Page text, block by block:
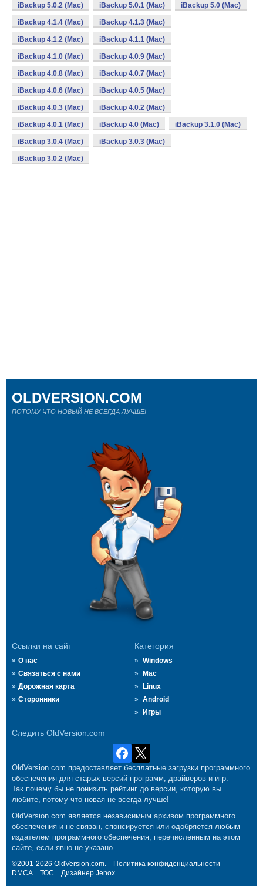
iBackup 5.0.2 (Mac) iBackup 5.0.1 (Mac) iBackup 5.0 (Mac)
iBackup 4.1.4 (Mac) iBackup 4.1.3 (Mac)
iBackup 4.1.2 (Mac) iBackup 4.1.1 (Mac)
iBackup 4.1.0 (Mac) iBackup 4.0.9 (Mac)
iBackup 4.0.8 (Mac) iBackup 4.0.7 (Mac)
iBackup 4.0.6 (Mac) iBackup 4.0.5 (Mac)
iBackup 4.0.3 (Mac) iBackup 4.0.2 (Mac)
iBackup 4.0.1 (Mac) iBackup 4.0 (Mac) iBackup 3.1.0 (Mac)
iBackup 3.0.4 (Mac) iBackup 3.0.3 (Mac)
iBackup 3.0.2 (Mac)
Ссылки на сайт
О нас
Связаться с нами
Дорожная карта
Сторонники
Категория
Windows
Mac
Linux
Android
Игры
Следить OldVersion.com
OLDVERSION.COM
ПОТОМУ ЧТО НОВЫЙ НЕ ВСЕГДА ЛУЧШЕ!
OldVersion.com предоставляет бесплатные загрузки программного
обеспечения для старых версий программ, драйверов и игр.
Так почему бы не понизить рейтинг до версии, которую вы
любите, потому что новая не всегда лучше!
OldVersion.com является независимым архивом программного
обеспечения и не связан, спонсируется или одобряется любым
издателем программного обеспечения, перечисленным на этом
сайте, если явно не указано.
©2001-2026 OldVersion.com.
Политика конфиденциальности
DMCA
ТОС Дизайнер Jenox